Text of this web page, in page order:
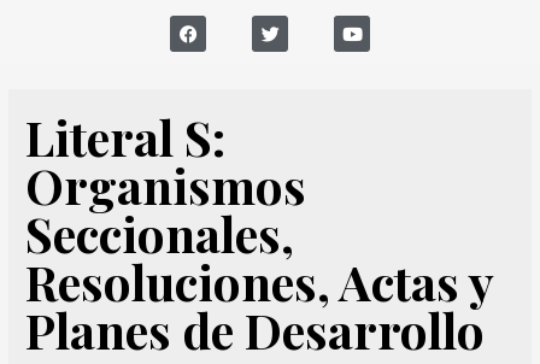
Literal S:
Organismos
Seccionales,
Resoluciones, Actas y
Planes de Desarrollo